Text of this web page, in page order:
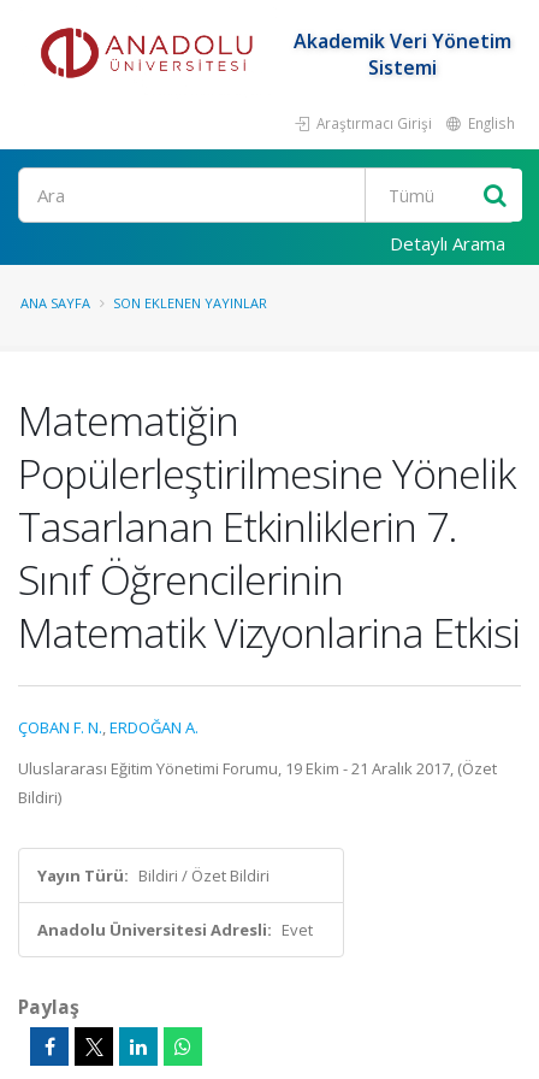
Akademik Veri Yönetim
Sistemi
Araştırmacı Girişi English
Ara
Detaylı Arama
ANA SAYFA SON EKLENEN YAYINLAR
Matematiğin
Popülerleştirilmesine Yönelik
Tasarlanan Etkinliklerin 7.
Sınıf Öğrencilerinin
Matematik Vizyonlarina Etkisi
ÇOBAN F. N.,ERDOĞAN A.
Uluslararası Eğitim Yönetimi Forumu, 19 Ekim - 21 Aralık 2017, (Özet
Bildiri)
Yayın Türü: Bildiri / Özet Bildiri
Anadolu Üniversitesi Adresli: Evet
Paylaş